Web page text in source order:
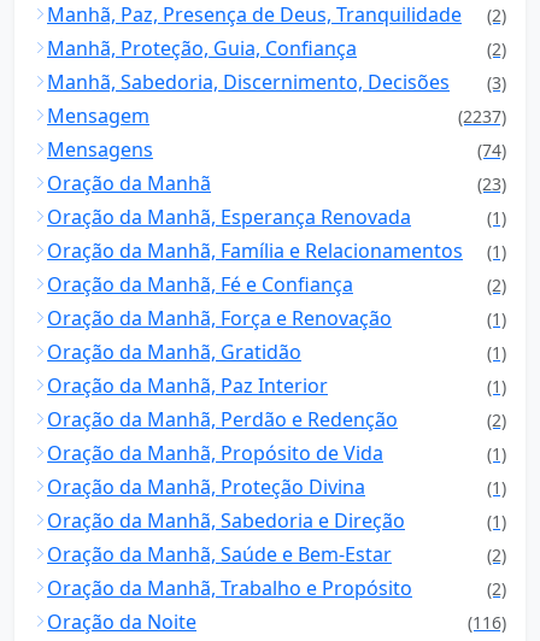
Manhã, Paz, Presença de Deus, Tranquilidade (2)
Manhã, Proteção, Guia, Confiança (2)
Manhã, Sabedoria, Discernimento, Decisões (3)
Mensagem (2237)
Mensagens (74)
Oração da Manhã (23)
Oração da Manhã, Esperança Renovada (1)
Oração da Manhã, Família e Relacionamentos (1)
Oração da Manhã, Fé e Confiança (2)
Oração da Manhã, Força e Renovação (1)
Oração da Manhã, Gratidão (1)
Oração da Manhã, Paz Interior (1)
Oração da Manhã, Perdão e Redenção (2)
Oração da Manhã, Propósito de Vida (1)
Oração da Manhã, Proteção Divina (1)
Oração da Manhã, Sabedoria e Direção (1)
Oração da Manhã, Saúde e Bem-Estar (2)
Oração da Manhã, Trabalho e Propósito (2)
Oração da Noite (116)